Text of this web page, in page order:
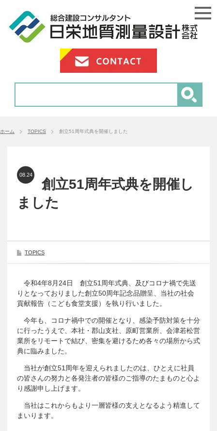
ホーム TOPICS 創立51周年式典を開催しました
08.24
創立51周年式典を開催し
ました
TOPICS
令和4年8月24日 創立51周年式典、及びコロナ禍で先送
りとなっておりました創立50周年記念品贈呈、当社の社会
貢献報告（こども食堂支援）を執り行いました。
今年も、コロナ禍中での開催となり、感染予防対策を十分
に行ったうえで、本社・郡山支社、原町営業所、会津若松営
業所をリモートで結び、密集を避けるため各々の場所から式
典に臨みました。
当社が創立51周年を迎えられましたのは、ひとえに社員
の皆さんの努力と各発注者の皆様のご指導のたまものと心よ
り感謝申し上げます。
当社はこれからもより一層皆様の支えとなるよう精進して
まいります。